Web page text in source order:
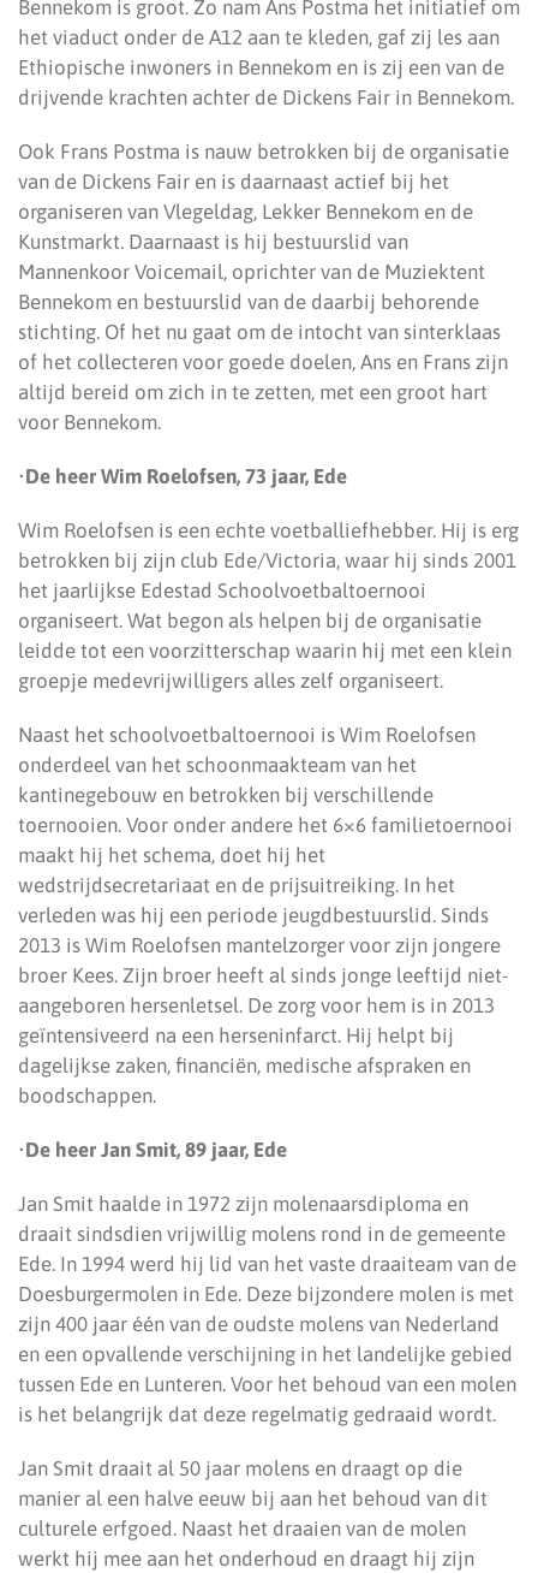
Bennekom is groot. Zo nam Ans Postma het initiatief om
het viaduct onder de A12 aan te kleden, gaf zij les aan
Ethiopische inwoners in Bennekom en is zij een van de
drijvende krachten achter de Dickens Fair in Bennekom.
Ook Frans Postma is nauw betrokken bij de organisatie
van de Dickens Fair en is daarnaast actief bij het
organiseren van Vlegeldag, Lekker Bennekom en de
Kunstmarkt. Daarnaast is hij bestuurslid van
Mannenkoor Voicemail, oprichter van de Muziektent
Bennekom en bestuurslid van de daarbij behorende
stichting. Of het nu gaat om de intocht van sinterklaas
of het collecteren voor goede doelen, Ans en Frans zijn
altijd bereid om zich in te zetten, met een groot hart
voor Bennekom.
•De heer Wim Roelofsen, 73 jaar, Ede
Wim Roelofsen is een echte voetballiefhebber. Hij is erg
betrokken bij zijn club Ede/Victoria, waar hij sinds 2001
het jaarlijkse Edestad Schoolvoetbaltoernooi
organiseert. Wat begon als helpen bij de organisatie
leidde tot een voorzitterschap waarin hij met een klein
groepje medevrijwilligers alles zelf organiseert.
Naast het schoolvoetbaltoernooi is Wim Roelofsen
onderdeel van het schoonmaakteam van het
kantinegebouw en betrokken bij verschillende
toernooien. Voor onder andere het 6×6 familietoernooi
maakt hij het schema, doet hij het
wedstrijdsecretariaat en de prijsuitreiking. In het
verleden was hij een periode jeugdbestuurslid. Sinds
2013 is Wim Roelofsen mantelzorger voor zijn jongere
broer Kees. Zijn broer heeft al sinds jonge leeftijd niet-
aangeboren hersenletsel. De zorg voor hem is in 2013
geïntensiveerd na een herseninfarct. Hij helpt bij
dagelijkse zaken, financiën, medische afspraken en
boodschappen.
•De heer Jan Smit, 89 jaar, Ede
Jan Smit haalde in 1972 zijn molenaarsdiploma en
draait sindsdien vrijwillig molens rond in de gemeente
Ede. In 1994 werd hij lid van het vaste draaiteam van de
Doesburgermolen in Ede. Deze bijzondere molen is met
zijn 400 jaar één van de oudste molens van Nederland
en een opvallende verschijning in het landelijke gebied
tussen Ede en Lunteren. Voor het behoud van een molen
is het belangrijk dat deze regelmatig gedraaid wordt.
Jan Smit draait al 50 jaar molens en draagt op die
manier al een halve eeuw bij aan het behoud van dit
culturele erfgoed. Naast het draaien van de molen
werkt hij mee aan het onderhoud en draagt hij zijn